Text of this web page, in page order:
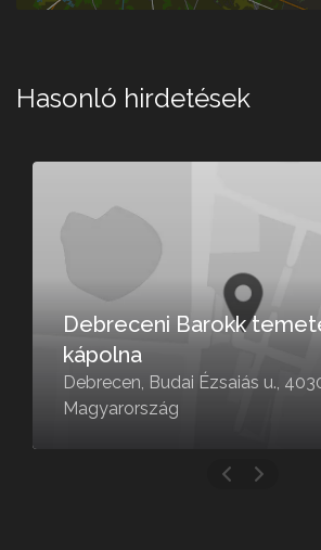
Hasonló hirdetések
Debreceni Barokk
kápolna
Debrecen, Budai Ézsaiás u.,
Magyarország